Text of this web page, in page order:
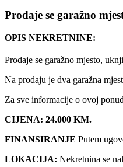
Prodaje se garažno
OPIS NEKRETNINE:
Prodaje se garažno mjesto,
Na prodaju je dva garažna
Za sve informacije o ovoj
CIJENA: 24.000 KM.
FINANSIRANJE Putem
LOKACIJA: Nekretnina se